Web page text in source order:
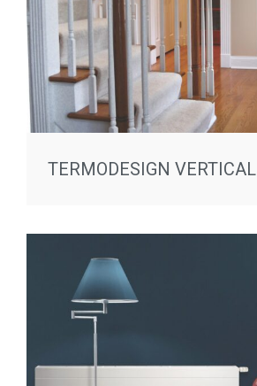
TERMODESIGN VERTICAL